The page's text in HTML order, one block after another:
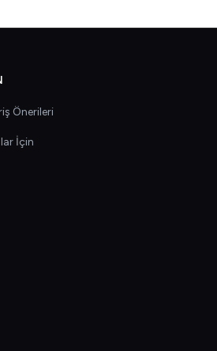
Önerileri
İçin